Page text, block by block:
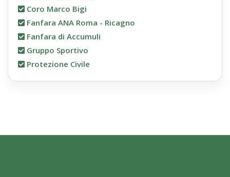
Coro Marco Bigi
Fanfara ANA Roma - Ricagno
Fanfara di Accumuli
Gruppo Sportivo
Protezione Civile